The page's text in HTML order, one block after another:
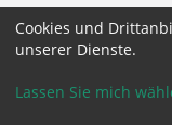
Cookies und
unserer Dienste.
Lassen Sie mich